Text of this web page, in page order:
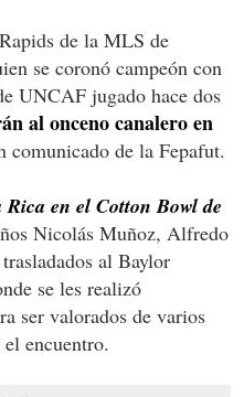
de la MLS de
se coronó campeón con
UNCAF jugado hace dos
al onceno canalero en
comunicado de la Fepafut.
en el Cotton Bowl de
Nicolás Muñoz, Alfredo
al Baylor
se les realizó
ser valorados de varios
encuentro.